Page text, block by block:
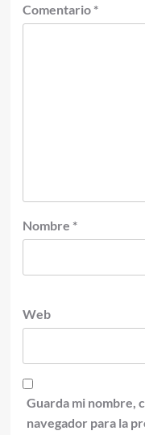
Comentario *
Nombre *
Web
Guarda mi nombre,
navegador para la